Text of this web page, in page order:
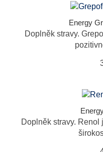
Energy
Doplněk stravy.
Doplněk stravy.